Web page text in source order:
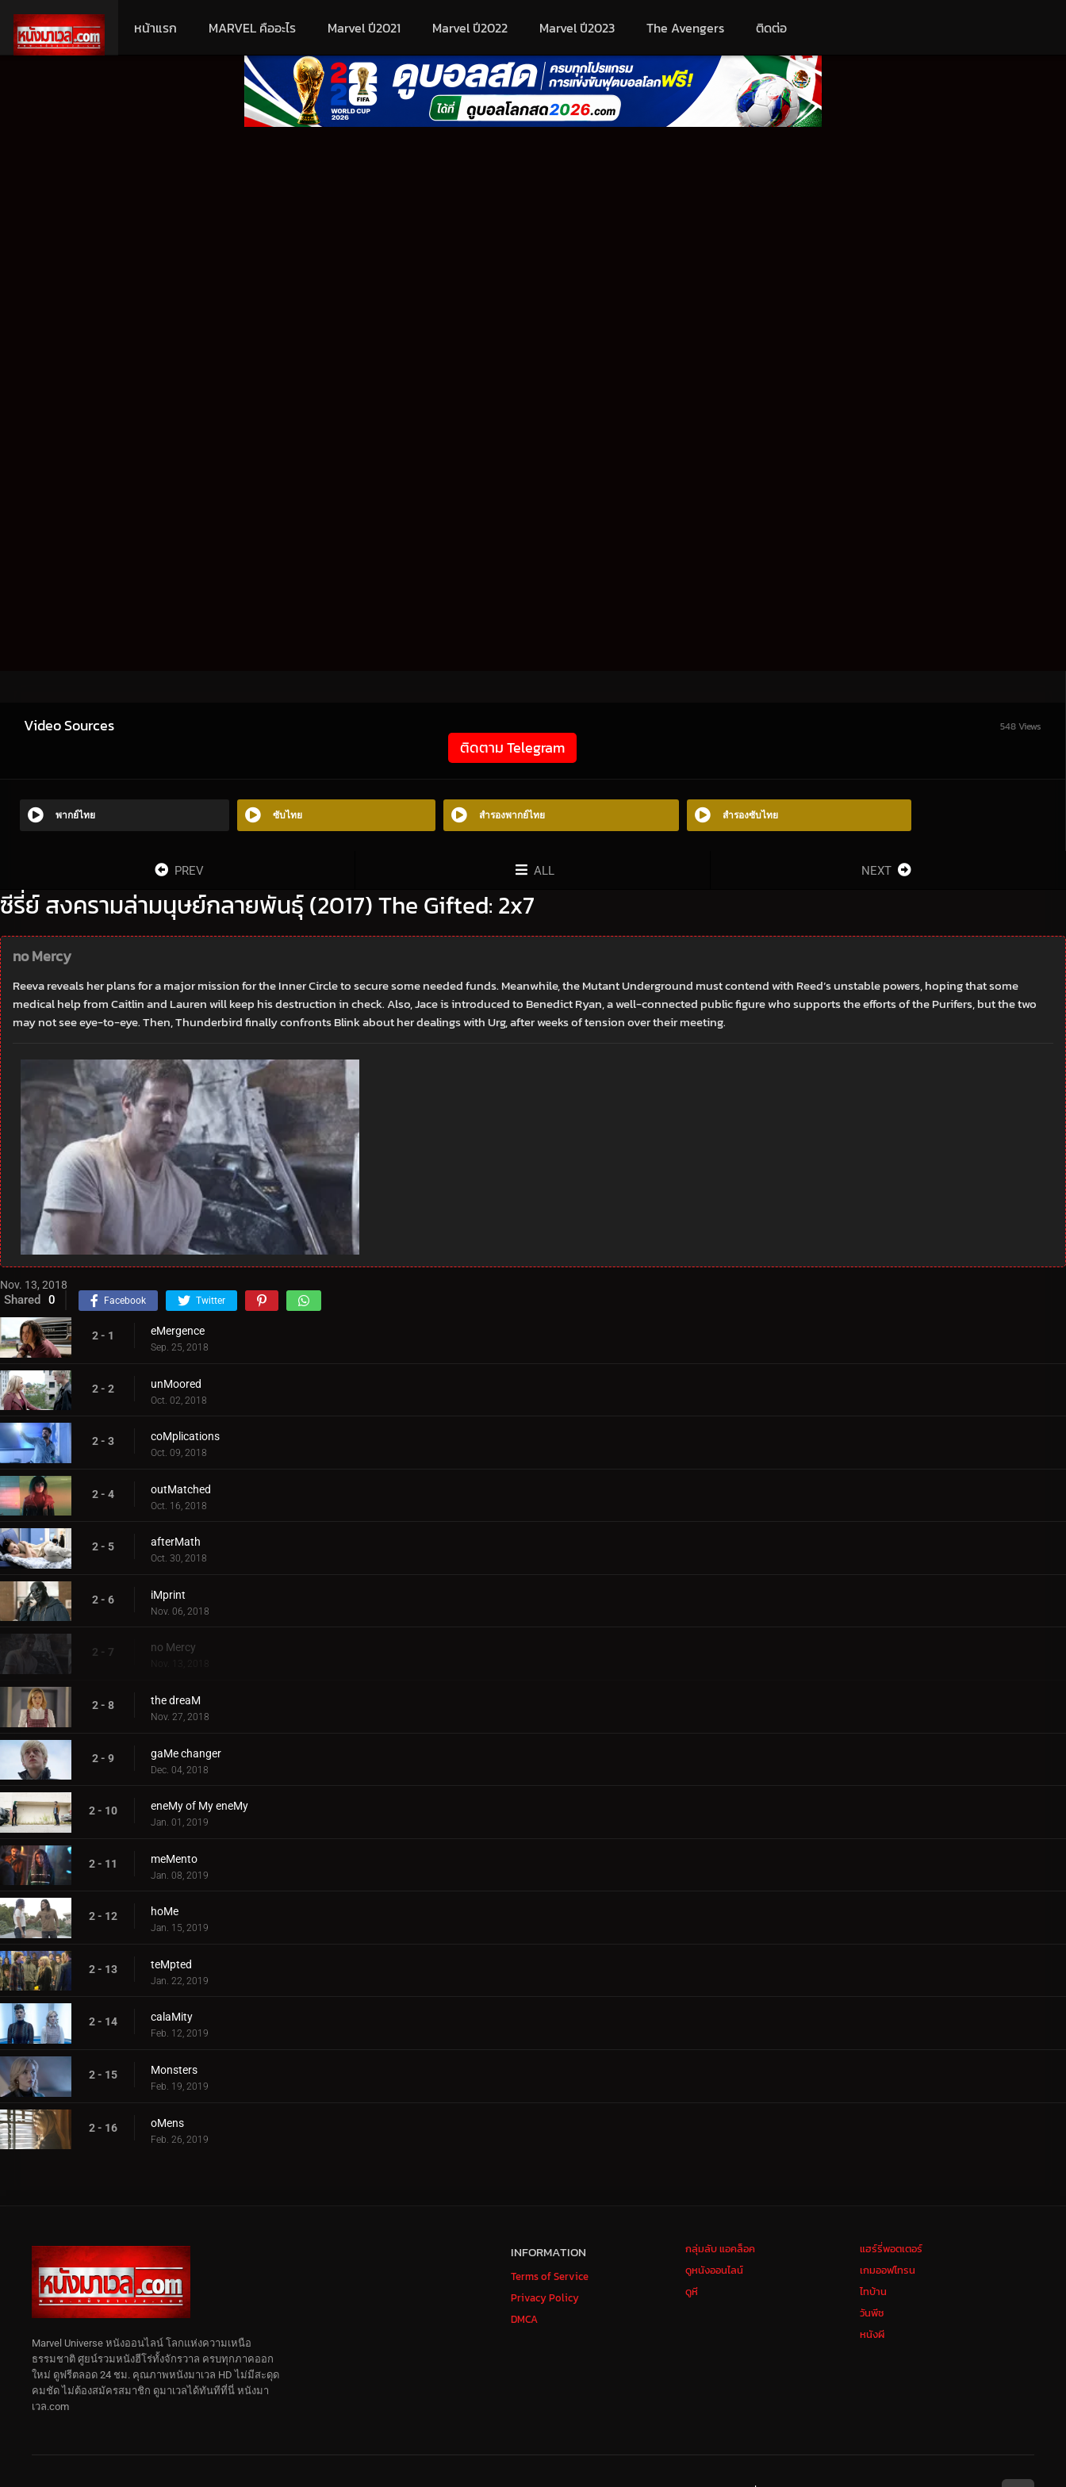
หน้าแรก MARVEL คืออะไร Marvel ปี2021 Marvel ปี2022 Marvel ปี2023 The Avengers ติดต่อ
Video Sources 548 Views
ติดตาม Telegram
พากย์ไทย ซับไทย สำรองพากย์ไทย สำรองซับไทย
PREV ALL NEXT
ซีรี่ย์ สงครามล่ามนุษย์กลายพันธุ์ (2017) The Gifted: 2x7
no Mercy
Reeva reveals her plans for a major mission for the Inner Circle to secure some needed funds. Meanwhile, the Mutant Underground must contend with Reed’s unstable powers, hoping that some
medical help from Caitlin and Lauren will keep his destruction in check. Also, Jace is introduced to Benedict Ryan, a well-connected public figure who supports the efforts of the Purifers, but the two
may not see eye-to-eye. Then, Thunderbird finally confronts Blink about her dealings with Urg, after weeks of tension over their meeting.
Nov. 13, 2018
Shared 0 Facebook Twitter
2 - 1 eMergence
Sep. 25, 2018
2 - 2 unMoored
Oct. 02, 2018
2 - 3 coMplications
Oct. 09, 2018
2 - 4 outMatched
Oct. 16, 2018
2 - 5 afterMath
Oct. 30, 2018
2 - 6 iMprint
Nov. 06, 2018
2 - 7 no Mercy
Nov. 13, 2018
2 - 8 the dreaM
Nov. 27, 2018
2 - 9 gaMe changer
Dec. 04, 2018
2 - 10 eneMy of My eneMy
Jan. 01, 2019
2 - 11 meMento
Jan. 08, 2019
2 - 12 hoMe
Jan. 15, 2019
2 - 13 teMpted
Jan. 22, 2019
2 - 14 calaMity
Feb. 12, 2019
2 - 15 Monsters
Feb. 19, 2019
2 - 16 oMens
Feb. 26, 2019
INFORMATION
Terms of Service
Privacy Policy
DMCA
กลุ่มลับ แอคล็อค
ดูหนังออนไลน์
ดูหี
แฮร์รี่พอตเตอร์
เกมออฟโทรน
ไทบ้าน
วันพีช
หนังผี
Marvel Universe หนังออนไลน์ โลกแห่งความเหนือ
ธรรมชาติ ศูยน์รวมหนังฮีโร่ทั้งจักรวาล ครบทุกภาคออก
ใหม่ ดูฟรีตลอด 24 ชม. คุณภาพหนังมาเวล HD ไม่มีสะดุด
คมชัด ไม่ต้องสมัครสมาชิก ดูมาเวลได้ทันทีที่นี่ หนังมา
เวล.com